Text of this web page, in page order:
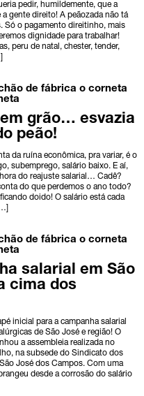
pedir, humildemente, que a
a gente direito! A peãozada não tá
Só o pagamento direitinho, mais
dignidade para trabalhar!
peru de natal, chester, tender,
de fábrica o corneta
grão… esvazia
peão!
da ruína econômica, pra variar, é o
subemprego, salário baixo. E aí,
do reajuste salarial… Cadê?
do que perdemos o ano todo?
doido! O salário está cada
de fábrica o corneta
salarial em São
cima dos
inicial para a campanha salarial
de São José e região! O
a assembleia realizada no
na subsede do Sindicato dos
José dos Campos. Com uma
desde a corrosão do salário